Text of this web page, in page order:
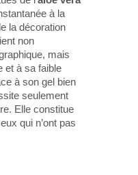
à la
la décoration
non
mais
et à sa faible
à son gel bien
seulement
Elle constitue
qui n’ont pas